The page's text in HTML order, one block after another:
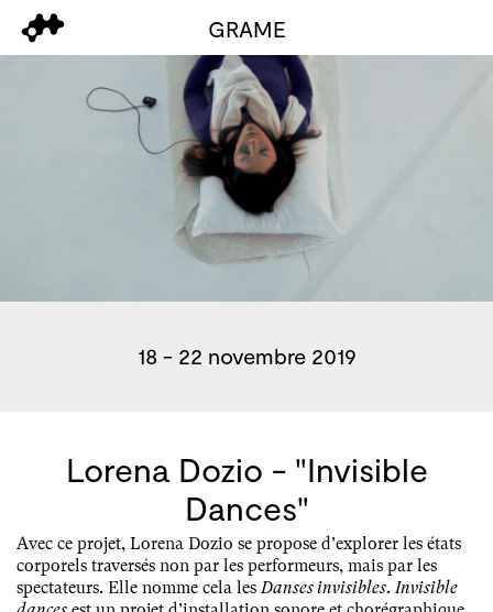
GRAME
18 - 22 novembre 2019
Lorena Dozio - "Invisible
Dances"
Avec ce projet, Lorena Dozio se propose d’explorer les états
corporels traversés non par les performeurs, mais par les
spectateurs. Elle nomme cela les Danses invisibles.Invisible